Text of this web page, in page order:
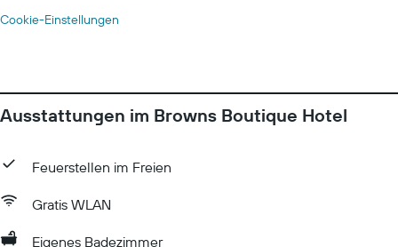
Cookie-Einstellungen
Ausstattungen im Browns Boutique Hotel
Feuerstellen im Freien
Gratis WLAN
Eigenes Badezimmer